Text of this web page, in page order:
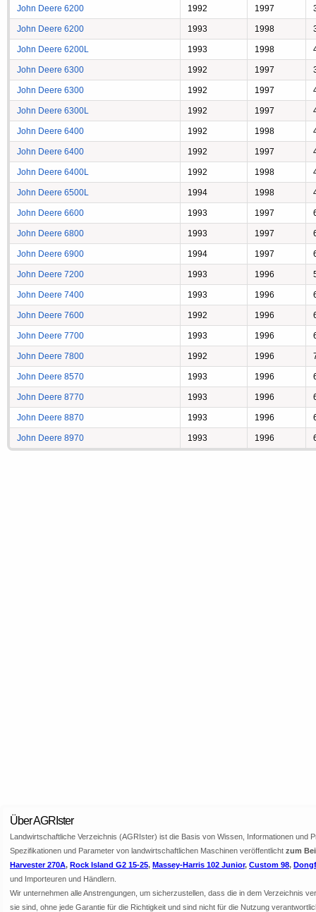
John Deere 6200 1992 1997
John Deere 6200 1993 1998
John Deere 6200L 1993 1998
John Deere 6300 1992 1997
John Deere 6300 1992 1997
John Deere 6300L 1992 1997
John Deere 6400 1992 1998
John Deere 6400 1992 1997
John Deere 6400L 1992 1998
John Deere 6500L 1994 1998
John Deere 6600 1993 1997
John Deere 6800 1993 1997
John Deere 6900 1994 1997
John Deere 7200 1993 1996
John Deere 7400 1993 1996
John Deere 7600 1992 1996
John Deere 7700 1993 1996
John Deere 7800 1992 1996
John Deere 8570 1993 1996
John Deere 8770 1993 1996
John Deere 8870 1993 1996
John Deere 8970 1993 1996
Über AGRIster
Landwirtschaftliche Verzeichnis (AGRIster) ist die Basis von Wissen, Informationen
Spezifikationen und Parameter von landwirtschaftlichen Maschinen veröffentlicht zum
Harvester 270A, Rock Island G2 15-25, Massey-Harris 102 Junior, Custom 98,
und Importeuren und Händlern.
Wir unternehmen alle Anstrengungen, um sicherzustellen, dass die in dem Verzeichnis
sie sind, ohne jede Garantie für die Richtigkeit und sind nicht für die Nutzung